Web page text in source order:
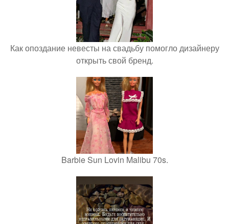
Как опоздание невесты на свадьбу помогло дизайнеру
открыть свой бренд.
Barbie Sun Lovin Malibu 70s.